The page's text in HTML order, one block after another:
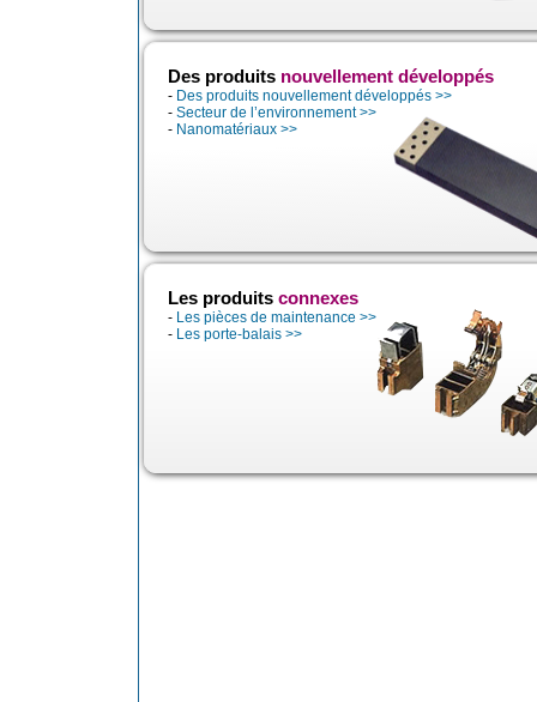
Les produits connexes
- Les pièces de maintenance >>
- Les porte-balais >>
Des produits nouvellement développés
- Des produits nouvellement développés >>
- Secteur de l’environnement >>
- Nanomatériaux >>